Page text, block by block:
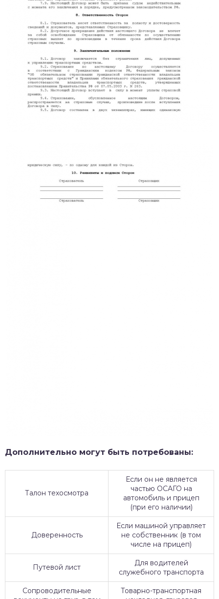
Дополнительно могут быть потребованы:
Талон техосмотра
Если он не является
частью ОСАГО на
автомобиль и прицеп
(при его наличии)
Доверенность
Если машиной управляет
не собственник (в том
числе на прицеп)
Путевой лист
Для водителей
служебного транспорта
Сопроводительные
Товарно-транспортная